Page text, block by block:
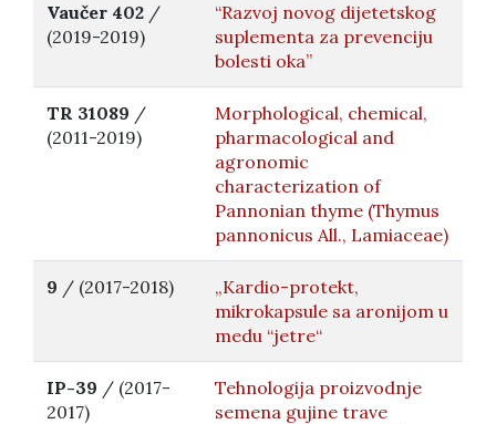
Vaučer 402 /
(2019-2019)
“Razvoj novog dijetetskog
suplementa za prevenciju
bolesti oka”
TR 31089 /
(2011-2019)
Morphological, chemical,
pharmacological and
agronomic
characterization of
Pannonian thyme (Thymus
pannonicus All., Lamiaceae)
9 / (2017-2018)
„Kardio-protekt,
mikrokapsule sa aronijom u
medu “jetre“
IP-39 / (2017-
2017)
Tehnologija proizvodnje
semena gujine trave